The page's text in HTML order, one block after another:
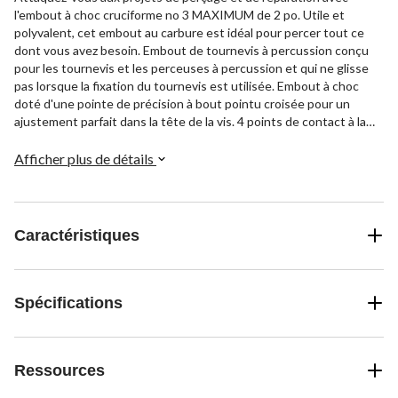
l'embout à choc cruciforme no 3 MAXIMUM de 2 po. Utile et
polyvalent, cet embout au carbure est idéal pour percer tout ce
dont vous avez besoin. Embout de tournevis à percussion conçu
pour les tournevis et les perceuses à percussion et qui ne glisse
pas lorsque la fixation du tournevis est utilisée. Embout à choc
doté d'une pointe de précision à bout pointu croisée pour un
ajustement parfait dans la tête de la vis. 4 points de contact à la
rejets. Fait d'acier S2 de haute qualité, il absorbe le couple maximal
une longueur de 2 po.
Afficher plus de détails
Caractéristiques
Spécifications
Ressources